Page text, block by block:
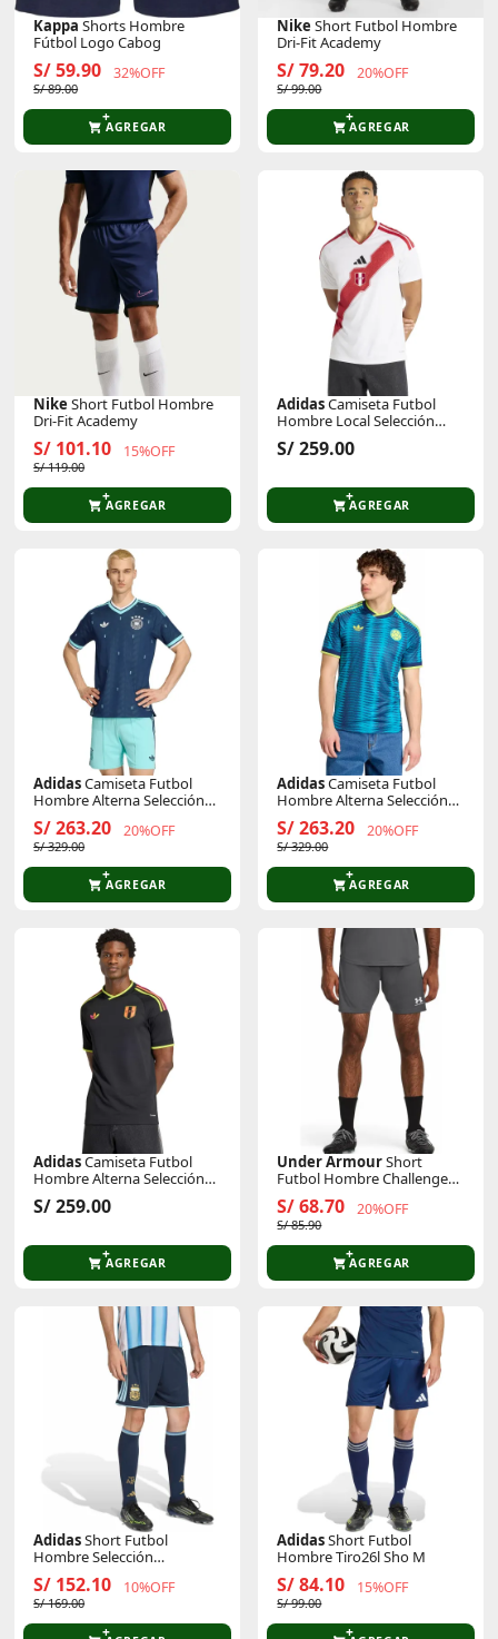
Kappa Shorts Hombre
Fútbol Logo Cabog
S/ 59.90 32%OFF
S/ 89.00
AGREGAR
Nike Short Futbol Hombre
Dri-Fit Academy
S/ 79.20 20%OFF
S/ 99.00
AGREGAR
Nike Short Futbol Hombre
Dri-Fit Academy
S/ 101.10 15%OFF
S/ 119.00
AGREGAR
AdidasCamiseta Futbol
Hombre Local Selección
Perú 2026 Fpf H Jsy
Climacool
S/ 259.00
AGREGAR
AdidasCamiseta Futbol
Hombre Alterna Selección
Alemania 2026 Dfb A Jsy
Climacool
S/ 263.20 20%OFF
S/ 329.00
AGREGAR
AdidasCamiseta Futbol
Hombre Alterna Selección
Colombia 2026 Fcf A Jsy
Climacool
S/ 263.20 20%OFF
S/ 329.00
AGREGAR
AdidasCamiseta Futbol
Hombre Alterna Selección
Peru 2026 Fpf A Jsy
Climacool
S/ 259.00
AGREGAR
Under ArmourShort
Futbol Hombre Challenger
Knit
S/ 68.70 20%OFF
S/ 85.90
AGREGAR
AdidasShort Futbol
Hombre Selección
Argentina 2026 Afa H Sho D
S/ 152.10 10%OFF
S/ 169.00
AdidasShort Futbol
Hombre Tiro26l Sho M
S/ 84.10 15%OFF
S/ 99.00